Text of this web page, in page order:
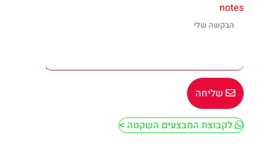
notes
שליחה
לקבוצת המבצעים השקטה >